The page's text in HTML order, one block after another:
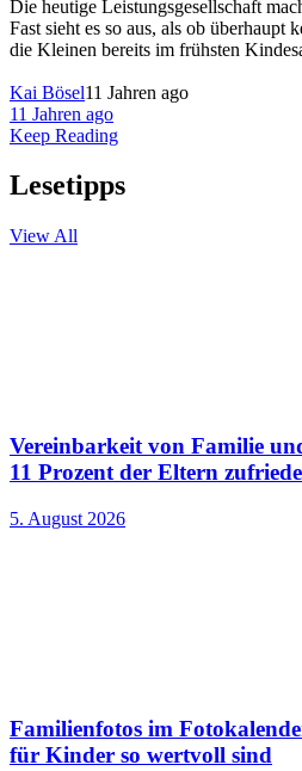
Die heutige Leistungsgesellschaft
Fast sieht es so aus, als ob überhaupt
die Kleinen bereits im frühsten
Kai Bösel11 Jahren ago
11 Jahren ago
Keep Reading
Lesetipps
View All
Vereinbarkeit von Familie
11 Prozent der Eltern
5. August 2026
Familienfotos im
für Kinder so wertvoll sind